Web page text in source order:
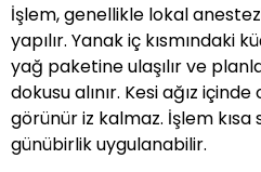
İşlem, genellikle lokal
yapılır. Yanak iç kısmındaki
yağ paketine ulaşılır ve
dokusu alınır. Kesi ağız
görünür iz kalmaz. İşlem
günübirlik uygulanabilir.